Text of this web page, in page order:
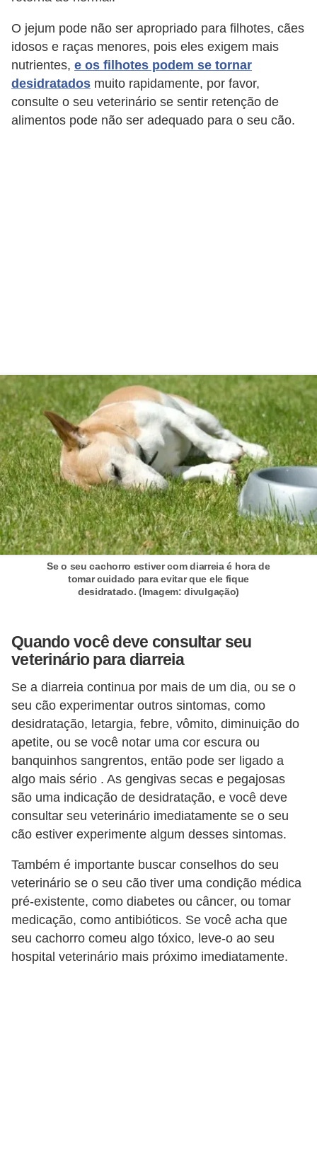
O jejum pode não ser apropriado para filhotes, cães
idosos e raças menores, pois eles exigem mais
nutrientes, e os filhotes podem se tornar
desidratados muito rapidamente, por favor,
consulte o seu veterinário se sentir retenção de
alimentos pode não ser adequado para o seu cão.
Se o seu cachorro estiver com diarreia é hora de
tomar cuidado para evitar que ele fique
desidratado. (Imagem: divulgação)
Quando você deve consultar seu
veterinário para diarreia
Se a diarreia continua por mais de um dia, ou se o
seu cão experimentar outros sintomas, como
desidratação, letargia, febre, vômito, diminuição do
apetite, ou se você notar uma cor escura ou
banquinhos sangrentos, então pode ser ligado a
algo mais sério . As gengivas secas e pegajosas
são uma indicação de desidratação, e você deve
consultar seu veterinário imediatamente se o seu
cão estiver experimente algum desses sintomas.
Também é importante buscar conselhos do seu
veterinário se o seu cão tiver uma condição médica
pré-existente, como diabetes ou câncer, ou tomar
medicação, como antibióticos. Se você acha que
seu cachorro comeu algo tóxico, leve-o ao seu
hospital veterinário mais próximo imediatamente.
o
s
A
v
e
s
C
ã
e
s
,
c
a
c
r
o
s
e
c
a
n
n
o
G
a
t
o